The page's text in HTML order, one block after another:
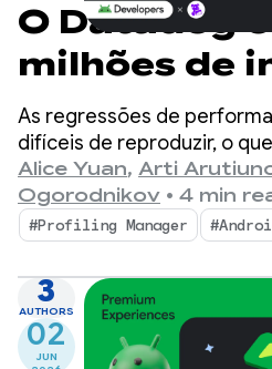
O Datadog
milhões de
detalhados
As regressões de
difíceis de reproduzir, o
enorme para
móveis.
Alice Yuan, Arti
Ogorodnikov • 4 min
#Profiling Manager
3
AUTHORS
02
JUN